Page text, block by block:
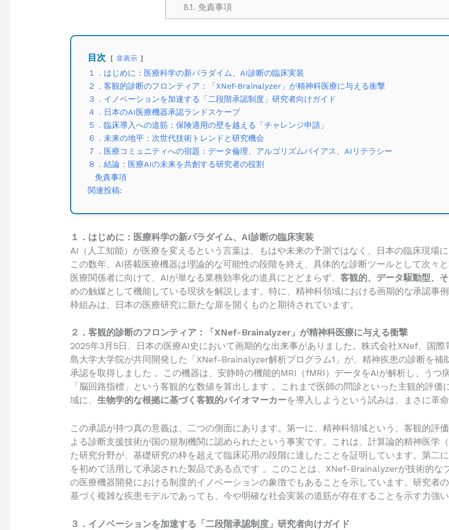
8.1. 免責事項
目次 非表示
１．はじめに：医療科学の新パラダイム、AI診断の臨床実装
２．客観的診断のフロンティア：「XNef-Brainalyzer」が精神科医療に与える衝撃
３．イノベーションを加速する「二段階承認制度」研究者向けガイド
４．日本のAI医療機器承認ランドスケープ
５．臨床導入への道筋：保険適用の壁を越える「チャレンジ申請」
６．未来の地平：次世代技術トレンドと研究機会
７．医療コミュニティへの宿題：データ倫理、アルゴリズムバイアス、AIリテラシー
８．結論：医療AIの未来を共創する研究者の役割
免責事項
関連投稿:
１．はじめに：医療科学の新パラダイム、AI診断の臨床実装
AI（人工知能）が医療を変えるという言葉は、もはや未来の予測ではなく、日本の臨床現場
この数年、AI搭載医療機器は理論的な可能性の段階を終え、具体的な診断ツールとして次々
医療関係者に向けて、AIが単なる業務効率化の道具にとどまらず、客観的、データ駆動型、
めの触媒として機能している現状を解説します。特に、精神科領域における画期的な承認事
枠組みは、日本の医療研究に新たな扉を開くものと期待されています。
２．客観的診断のフロンティア：「XNef-Brainalyzer」が精神科医療に与える衝撃
2025年3月5日、日本の医療AI史において画期的な出来事がありました。株式会社XNef、国
島大学大学院が共同開発した「XNef-Brainalyzer解析プログラム1」が、精神疾患の診断を補
承認を取得しました 。この機器は、安静時の機能的MRI（fMRI）データをAIが解析し、うつ
「脳回路指標」という客観的な数値を算出します 。これまで医師の問診といった主観的評
域に、生物学的な根拠に基づく客観的バイオマーカーを導入しようという試みは、まさに革命
この承認が持つ真の意義は、二つの側面にあります。第一に、精神科領域という、客観的評
よる診断支援技術が国の規制機関に認められたという事実です。これは、計算論的精神医
た研究分野が、基礎研究の枠を超えて臨床応用の段階に達したことを証明しています。第二
を初めて活用して承認された製品である点です 。このことは、XNef-Brainalyzerが技術的な
の医療機器開発における制度的イノベーションの象徴でもあることを示しています。研究者
基づく複雑な疾患モデルであっても、今や明確な社会実装の道筋が存在することを示す力強
３．イノベーションを加速する「二段階承認制度」研究者向けガイド